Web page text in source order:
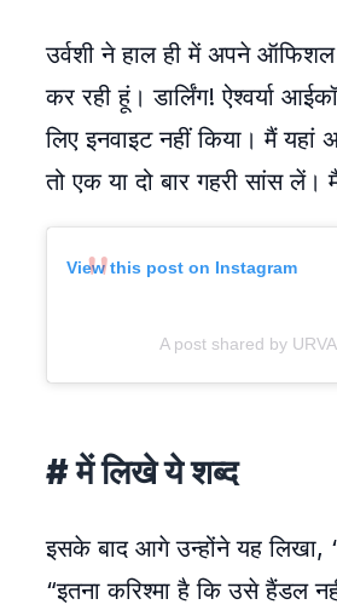
उर्वशी ने हाल ही में अपने ऑफिशल
कर रही हूं। डार्लिंग! ऐश्वर्या
लिए इनवाइट नहीं किया। मैं
तो एक या दो बार गहरी सांस
View this post on Instagram
A post shared by
# में लिखे ये शब्द
इसके बाद आगे उन्होंने यह लिखा,
“इतना करिश्मा है कि उसे हैंडल